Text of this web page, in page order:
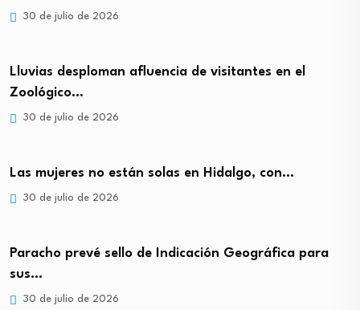
30 de julio de 2026
Lluvias desploman afluencia de visitantes en el
Zoológico…
30 de julio de 2026
Las mujeres no están solas en Hidalgo, con…
30 de julio de 2026
Paracho prevé sello de Indicación Geográfica para
sus…
30 de julio de 2026